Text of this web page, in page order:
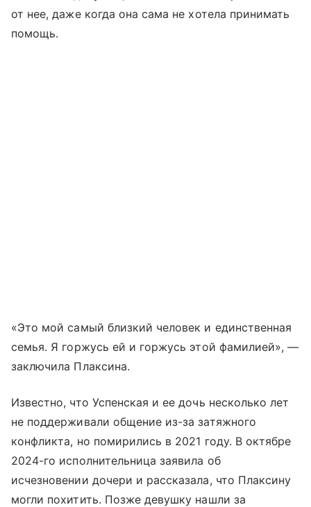
от нее, даже когда она сама не хотела принимать
помощь.
«Это мой самый близкий человек и единственная
семья. Я горжусь ей и горжусь этой фамилией», —
заключила Плаксина.
Известно, что Успенская и ее дочь несколько лет
не поддерживали общение из-за затяжного
конфликта, но помирились в 2021 году. В октябре
2024-го исполнительница заявила об
исчезновении дочери и рассказала, что Плаксину
могли похитить. Позже девушку нашли за